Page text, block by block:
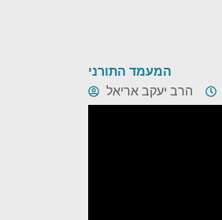
המעמד התורני
הרב יעקב אריאל